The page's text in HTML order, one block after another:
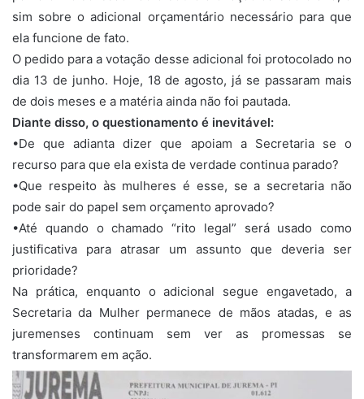
sim sobre o adicional orçamentário necessário para que
ela funcione de fato.
O pedido para a votação desse adicional foi protocolado no
dia 13 de junho. Hoje, 18 de agosto, já se passaram mais
de dois meses e a matéria ainda não foi pautada.
Diante disso, o questionamento é inevitável:
•De que adianta dizer que apoiam a Secretaria se o
recurso para que ela exista de verdade continua parado?
•Que respeito às mulheres é esse, se a secretaria não
pode sair do papel sem orçamento aprovado?
•Até quando o chamado “rito legal” será usado como
justificativa para atrasar um assunto que deveria ser
prioridade?
Na prática, enquanto o adicional segue engavetado, a
Secretaria da Mulher permanece de mãos atadas, e as
juremenses continuam sem ver as promessas se
transformarem em ação.